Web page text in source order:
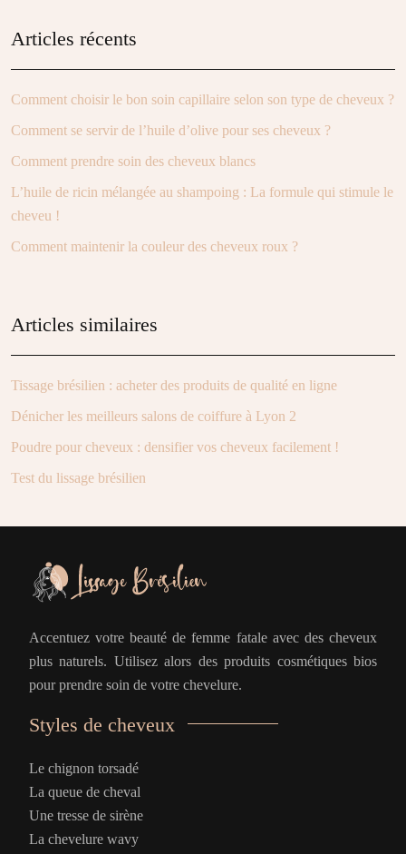
Articles récents
Comment choisir le bon soin capillaire selon son type de cheveux ?
Comment se servir de l’huile d’olive pour ses cheveux ?
Comment prendre soin des cheveux blancs
L’huile de ricin mélangée au shampoing : La formule qui stimule le
cheveu !
Comment maintenir la couleur des cheveux roux ?
Articles similaires
Tissage brésilien : acheter des produits de qualité en ligne
Dénicher les meilleurs salons de coiffure à Lyon 2
Poudre pour cheveux : densifier vos cheveux facilement !
Test du lissage brésilien
Accentuez votre beauté de femme fatale avec des cheveux
plus naturels. Utilisez alors des produits cosmétiques bios
pour prendre soin de votre chevelure.
Styles de cheveux
Le chignon torsadé
La queue de cheval
Une tresse de sirène
La chevelure wavy